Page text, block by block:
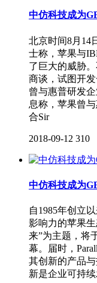
中仿科技成为
北京时间8月14
士称，苹果与
了巨大的威胁
商谈，试图开
曾与惠普研发
息称，苹果曾
合Sir
2018-09-12 310
中仿科技成为
自1985年创立
影响力的苹果
来”为主题，将
幕。届时，
其创新的产品
新是企业可持